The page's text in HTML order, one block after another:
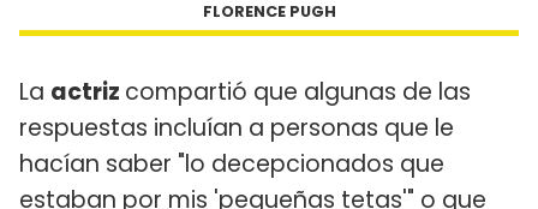
FLORENCE PUGH
La actriz compartió que algunas de las
respuestas incluían a personas que le
hacían saber "lo decepcionados que
estaban por mis 'pequeñas tetas'" o que